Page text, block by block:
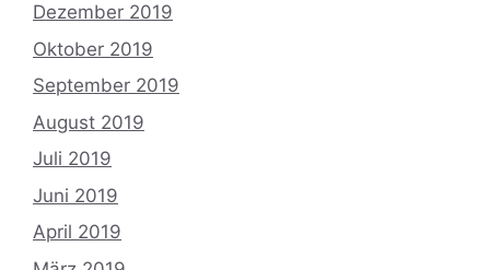
Dezember 2019
Oktober 2019
September 2019
August 2019
Juli 2019
Juni 2019
April 2019